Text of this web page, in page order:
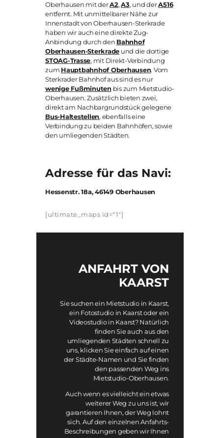
Oberhausen mit derA2,A3, und derA516
entfernt. Mit unmittelbarer Nähe zur
Innenstadt von Oberhausen-Sterkrade
haben wir auch eine direkte Zug-
Anbindung durch den Bahnhof
Oberhausen-Sterkrade und die dortige
STOAG-Trasse, mit Direkt-Verbindung
zum Hauptbahnhof Oberhausen. Vom
Sterkrader Bahnhof aus sind es nur
wenige Fußminuten bis zum Mietstudio-
Oberhausen. Zusätzlich bieten zwei,
direkt am Nachbargrundstück gelegene
Bus-Haltestellen, ebenfalls eine
Verbindung zu beiden Bahnhöfen, sowie
den umliegenden Städten.
Adresse für das Navi:
Hessenstr. 18a, 46149 Oberhausen
[ultimate_maps id="1"]
ANFAHRT VON
KAARST
Sie suchen ein Mietstudio in Kaarst,
ein Fotostudio in Kaarst oder ein
Videostudio in Kaarst? Natürlich
finden Sie auch aus den
umliegenden Städten schnell zu
uns, klicken Sie einfach auf einen
der Städte-Namen und Sie finden
den passenden Weg ins
Mietstudio-Oberhausen.
Auch wenn es vielleicht ein etwas
weiterer Weg zu uns ist, wir
garantieren Ihnen, der Weg lohnt
sich. Auf den einzelnen Anfahrts-
Beschreibungen geben wir Ihnen